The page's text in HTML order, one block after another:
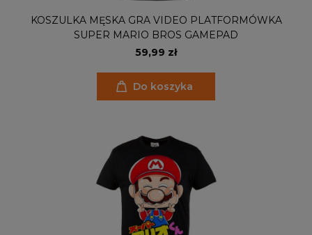
KOSZULKA MĘSKA GRA VIDEO PLATFORMÓWKA
SUPER MARIO BROS GAMEPAD
59,99 zł
Do koszyka